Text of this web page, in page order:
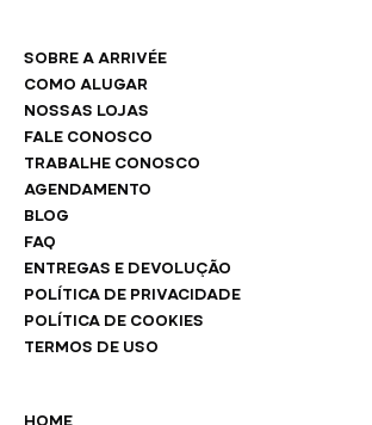
SOBRE A ARRIVÉE
COMO ALUGAR
NOSSAS LOJAS
FALE CONOSCO
TRABALHE CONOSCO
AGENDAMENTO
BLOG
FAQ
ENTREGAS E DEVOLUÇÃO
POLÍTICA DE PRIVACIDADE
POLÍTICA DE COOKIES
TERMOS DE USO